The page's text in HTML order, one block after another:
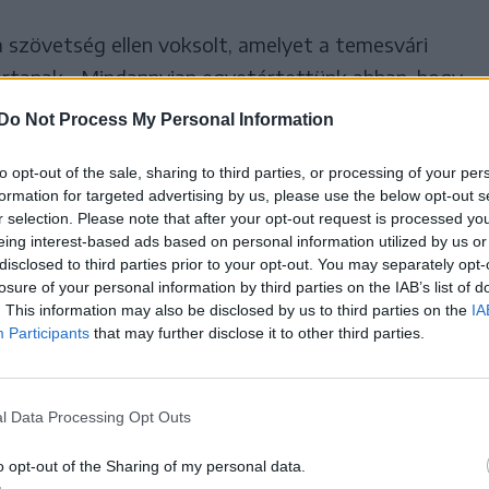
Do Not Process My Personal Information
opt-out of the sale, sharing to third parties, or processing of your
for targeted advertising by us, please use the below opt-out
selection. Please note that after your opt-out request is processed
interest-based ads based on personal information utilized by us
to third parties prior to your opt-out. You may separately
of your personal information by third parties on the IAB’s list of
This information may also be disclosed by us to third parties on the
Participants that may further disclose it to other third parties.
Data Processing Opt Outs
opt-out of the Sharing of my personal data.
szövetség ellen voksolt, amelyet a temesvári
„Mindannyian egyetértettünk abban, hogy
a temesvári és Temes megyei emberek
és becsületesen megnyerni a
indokoltuk, hogy
megyében, ahol Iohannis
a szavazatok közel 80
elnökválasztást, és egy
ahol a PSD
támogatást
és áterőltessen egy
Ezzel a döntéssel nem